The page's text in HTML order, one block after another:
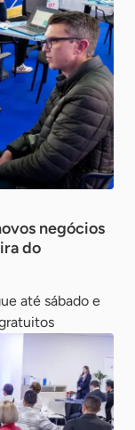
negócios
do
até sábado e